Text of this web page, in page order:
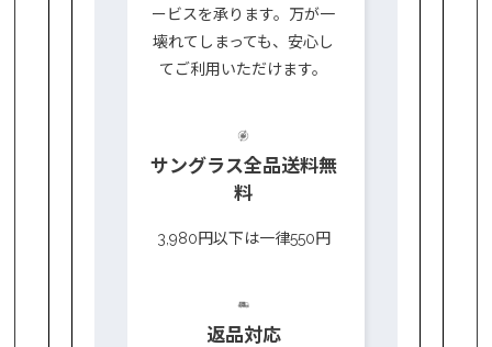
ービスを承ります。万が一
壊れてしまっても、安心し
てご利用いただけます。
サングラス全品送料無
料
3,980円以下は一律550円
返品対応